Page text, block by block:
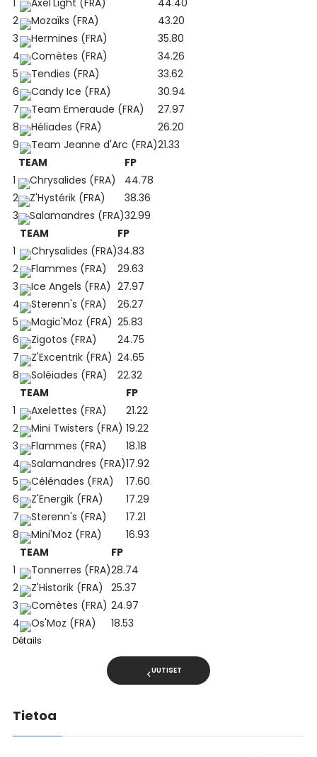
2
Mozaïks (FRA)
43.20
3
Hermines (FRA)
35.80
4
Comètes (FRA)
34.26
5
Tendies (FRA)
33.62
6
Candy Ice (FRA)
30.94
7
Team Emeraude (FRA)
27.97
8
Héliades (FRA)
26.20
9
Team Jeanne d'Arc (FRA)21.33
TEAM
FP
1
Chrysalides (FRA)
44.78
2
Z'Hystérik (FRA)
38.36
3
Salamandres (FRA)32.99
TEAM
FP
1
Chrysalides (FRA)34.83
2
Flammes (FRA)
29.63
3
Ice Angels (FRA) 27.97
4
Sterenn's (FRA)
26.27
5
Magic'Moz (FRA) 25.83
6
Zigotos (FRA)
24.75
7
Z'Excentrik (FRA) 24.65
8
Soléiades (FRA)
22.32
TEAM
FP
1
Axelettes (FRA)
21.22
2
Mini Twisters (FRA) 19.22
3
Flammes (FRA)
18.18
4
Salamandres (FRA)17.92
5
Célénades (FRA)
17.60
6
Z'Energik (FRA)
17.29
7
Sterenn's (FRA)
17.21
8
Mini'Moz (FRA)
16.93
TEAM
FP
1
Tonnerres (FRA)28.74
2
Z'Historik (FRA)
25.37
3
Comètes (FRA) 24.97
4
Os'Moz (FRA) 18.53
Détails
UUTISET
Tietoa